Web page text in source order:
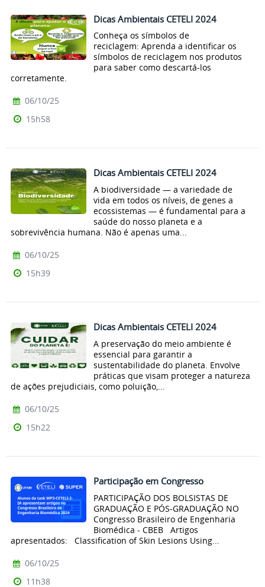
Dicas Ambientais CETELI 2024
Conheça os símbolos de
reciclagem: Aprenda a identificar os
símbolos de reciclagem nos produtos
para saber como descartá-los
corretamente.
06/10/25
15h58
Dicas Ambientais CETELI 2024
A biodiversidade — a variedade de
vida em todos os níveis, de genes a
ecossistemas — é fundamental para a
saúde do nosso planeta e a
sobrevivência humana. Não é apenas uma...
06/10/25
15h39
Dicas Ambientais CETELI 2024
A preservação do meio ambiente é
essencial para garantir a
sustentabilidade do planeta. Envolve
práticas que visam proteger a natureza
de ações prejudiciais, como poluição,...
06/10/25
15h22
Participação em Congresso
PARTICIPAÇÃO DOS BOLSISTAS DE
GRADUAÇÃO E PÓS-GRADUAÇÃO NO
Congresso Brasileiro de Engenharia
Biomédica - CBEB Artigos
apresentados: Classification of Skin Lesions Using...
06/10/25
11h38